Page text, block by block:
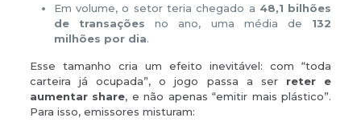
Em volume, o setor teria chegado a 48,1 bilhões
de transações no ano, uma média de 132
milhões por dia.
Esse tamanho cria um efeito inevitável: com “toda
carteira já ocupada”, o jogo passa a ser reter e
aumentar share, e não apenas “emitir mais plástico”.
Para isso, emissores misturam: